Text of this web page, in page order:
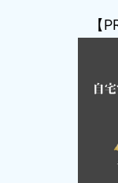
【